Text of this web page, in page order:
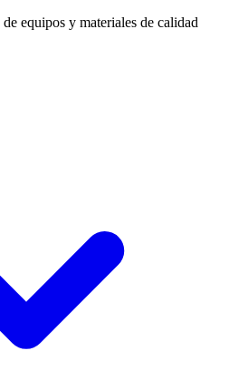
equipos y materiales de calidad